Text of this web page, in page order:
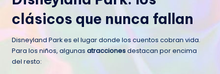
clásicos que nunca fallan
Disneyland Park es el lugar donde los cuentos cobran vida.
Para los niños, algunas atraccionesdestacan por encima
del resto: